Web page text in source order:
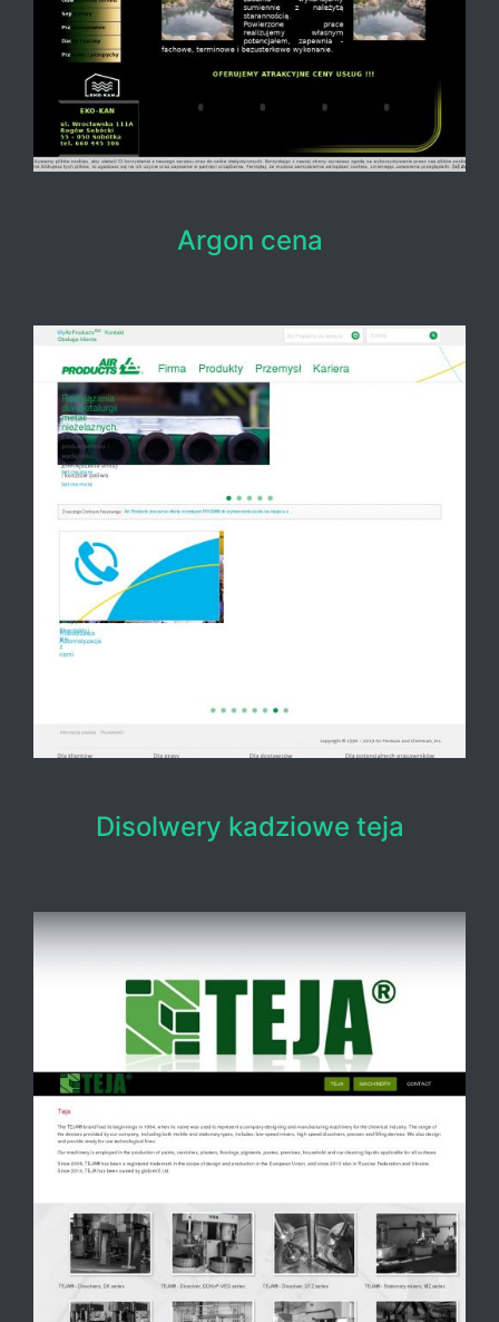
Argon cena
Disolwery kadziowe teja